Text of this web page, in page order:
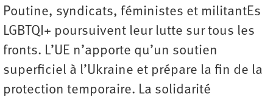
Poutine, syndicats, féministes et militantEs
LGBTQI+ poursuivent leur lutte sur tous les
fronts. L’UE n’apporte qu’un soutien
superficiel à l’Ukraine et prépare la fin de la
protection temporaire. La solidarité